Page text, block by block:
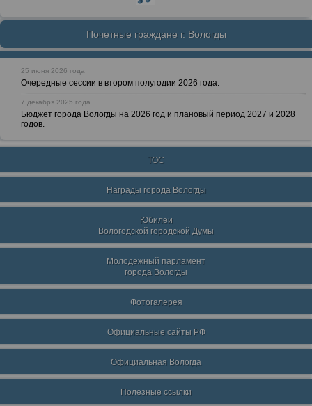
Почетные граждане г. Вологды
25 июня 2026 года
Очередные сессии в втором полугодии 2026 года.
7 декабря 2025 года
Бюджет города Вологды на 2026 год и плановый период 2027 и 2028
годов.
ТОС
Награды города Вологды
Юбилеи
Вологодской городской Думы
Молодежный парламент
города Вологды
Фотогалерея
Официальные сайты РФ
Официальная Вологда
Полезные ссылки